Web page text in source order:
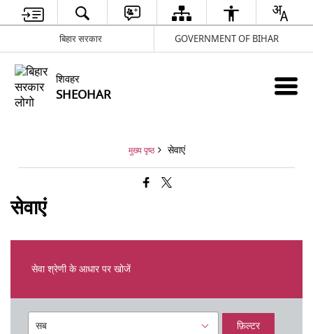
बिहार सरकार GOVERNMENT OF BIHAR
शिवहर
SHEOHAR
मुख्य पृष्ठ सेवाएं
सेवाएं
सेवा श्रेणी के आधार पर खोजें
फ़िल्टर